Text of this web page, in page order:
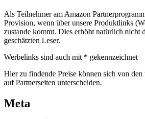
Als Teilnehmer am Amazon
Provision, wenn über unsere Produktlinks
zustande kommt. Dies erhöht natürlich nicht
geschätzten Leser.
Werbelinks sind auch mit * gekennzeichnet
Hier zu findende Preise können sich von den
auf Partnerseiten unterscheiden.
Meta